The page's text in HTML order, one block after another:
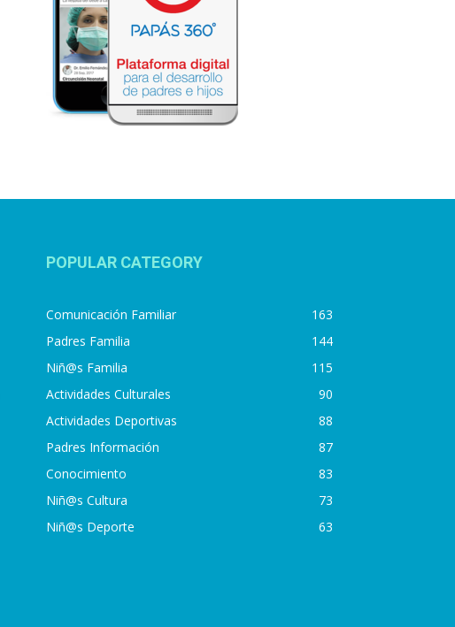
POPULAR CATEGORY
Comunicación Familiar
163
Padres Familia
144
Niñ@s Familia
115
Actividades Culturales
90
Actividades Deportivas
88
Padres Información
87
Conocimiento
83
Niñ@s Cultura
73
Niñ@s Deporte
63